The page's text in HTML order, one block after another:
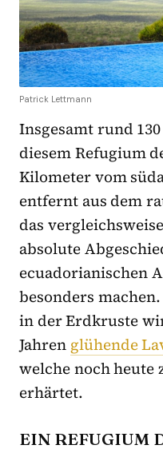
Patrick Lettmann
Insgesamt rund
diesem Refugium
Kilometer vom
entfernt aus dem
das
absolute
ecuadorianischen
besonders
in der Erdkruste
Jahren glühende
welche noch heute
erhärtet.
EIN REFUGIUM